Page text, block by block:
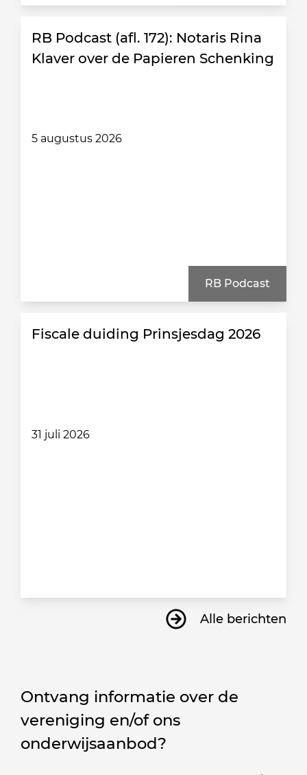
RB Podcast (afl. 172): Notaris Rina
Klaver over de Papieren Schenking
5 augustus 2026
RB Podcast
Fiscale duiding Prinsjesdag 2026
31 juli 2026
Alle berichten
Ontvang informatie over de
vereniging en/of ons
onderwijsaanbod?